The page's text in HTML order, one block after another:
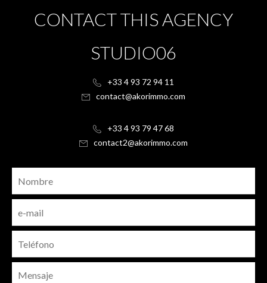
CONTACT THIS AGENCY
STUDIO06
+33 4 93 72 94 11
contact@akorimmo.com
+33 4 93 79 47 68
contact2@akorimmo.com